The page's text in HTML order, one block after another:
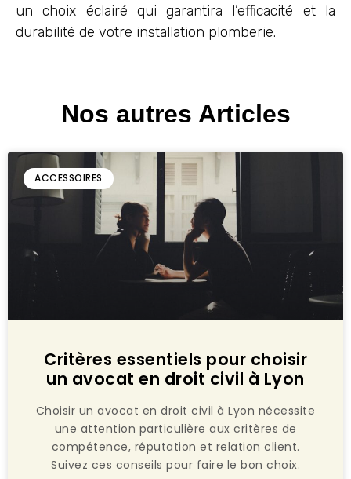
un choix éclairé qui garantira l’efficacité et la
durabilité de votre installation plomberie.
Nos autres Articles
ACCESSOIRES
Critères essentiels pour choisir
un avocat en droit civil à Lyon
Choisir un avocat en droit civil à Lyon nécessite
une attention particulière aux critères de
compétence, réputation et relation client.
Suivez ces conseils pour faire le bon choix.